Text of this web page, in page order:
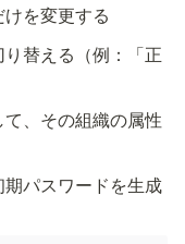
を変更する
替える（例：「正
、その組織の属性
パスワードを生成